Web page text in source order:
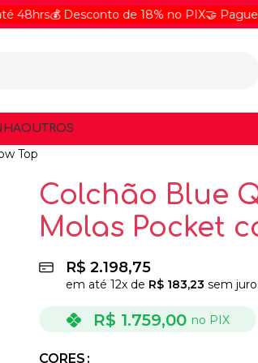
💰 Desconto de 18% no PIX 🤝 Pague
OUTROS
Top
Colchão Blue
Molas Pocket
R$ 2.198,75
em até 12x de R$183,23 sem
R$ 1.759,00 no PIX
CORES